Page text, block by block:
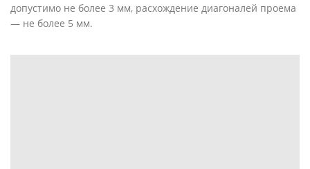
допустимо не более 3 мм, расхождение диагоналей проема
— не более 5 мм.